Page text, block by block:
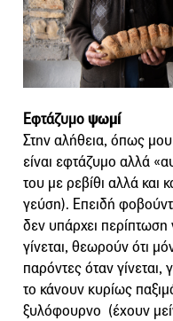
Εφτάζυμοψωμί
Στην αλήθεια, όπως
είναι εφτάζυμο αλλά
του με ρεβίθι αλλά και
γεύση). Επειδή
δεν υπάρχει
γίνεται, θεωρούν ότι
παρόντες όταν
το κάνουν κυρίως
ξυλόφουρνο (έχουν